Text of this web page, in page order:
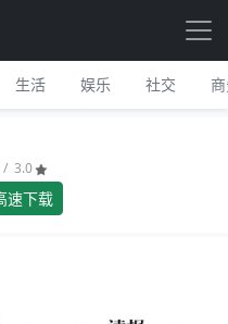
生活 娱乐 社交
/ 3.0
速下载